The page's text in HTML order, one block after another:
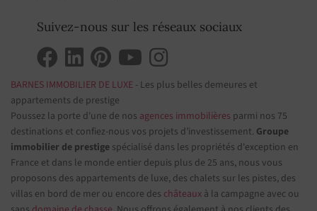
Suivez-nous sur les réseaux sociaux
BARNES IMMOBILIER DE LUXE - Les plus belles demeures et
appartements de prestige
Poussez la porte d'une de nos agences immobilières parmi nos 75
destinations et confiez-nous vos projets d’investissement. Groupe
immobilier de prestige spécialisé dans les propriétés d'exception en
France et dans le monde entier depuis plus de 25 ans, nous vous
proposons des appartements de luxe, des chalets sur les pistes, des
villas en bord de mer ou encore des châteaux à la campagne avec ou